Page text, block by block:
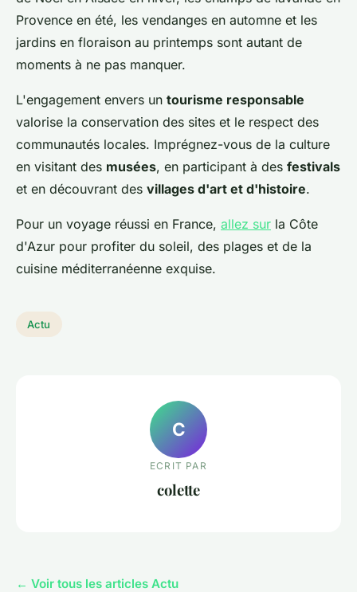
Provence en été, les vendanges en automne et les
jardins en floraison au printemps sont autant de
moments à ne pas manquer.
L'engagement envers un tourisme responsable
valorise la conservation des sites et le respect des
communautés locales. Imprégnez-vous de la culture
en visitant des musées, en participant à des festivals
et en découvrant des villages d'art et d'histoire.
Pour un voyage réussi en France, allez sur la Côte
d'Azur pour profiter du soleil, des plages et de la
cuisine méditerranéenne exquise.
Actu
C
ECRIT PAR
colette
← Voir tous les articles Actu